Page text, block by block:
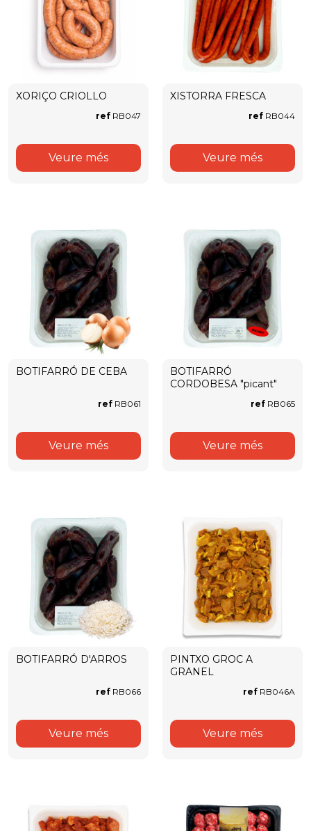
XORIÇO CRIOLLO
ref RB047
Veure més
XISTORRA FRESCA
ref RB044
Veure més
BOTIFARRÓ DE CEBA
ref RB061
Veure més
BOTIFARRÓ
CORDOBESA "picant"
ref RB065
Veure més
BOTIFARRÓ D'ARROS
ref RB066
Veure més
PINTXO GROC A
GRANEL
ref RB046A
Veure més